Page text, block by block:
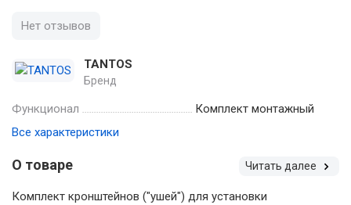
Нет отзывов
TANTOS
Бренд
Функционал
Комплект монтажный
Все характеристики
О товаре Читать далее
Комплект кронштейнов ("ушей") для установки